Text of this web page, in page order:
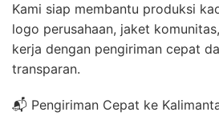
Kami siap membantu produksi
logo perusahaan, jaket
kerja dengan pengiriman cepat
transparan.
📬 Pengiriman Cepat ke